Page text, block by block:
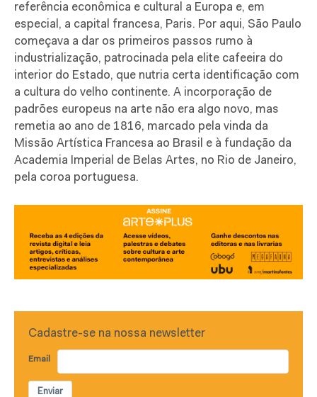
referência econômica e cultural a Europa e, em
especial, a capital francesa, Paris. Por aqui, São Paulo
começava a dar os primeiros passos rumo à
industrialização, patrocinada pela elite cafeeira do
interior do Estado, que nutria certa identificação com
a cultura do velho continente. A incorporação de
padrões europeus na arte não era algo novo, mas
remetia ao ano de 1816, marcado pela vinda da
Missão Artística Francesa ao Brasil e à fundação da
Academia Imperial de Belas Artes, no Rio de Janeiro,
pela coroa portuguesa.
Cadastre-se na nossa newsletter
Email
Enviar